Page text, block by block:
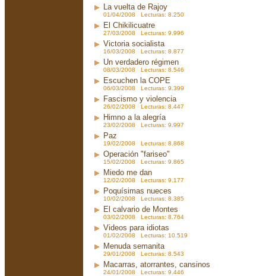
La vuelta de Rajoy
01/04/2008 Lecturas: 8.250
El Chikilicuatre
27/03/2008 Lecturas: 9.996
Victoria socialista
16/03/2008 Lecturas: 8.877
Un verdadero régimen
08/03/2008 Lecturas: 8.546
Escuchen la COPE
06/03/2008 Lecturas: 9.399
Fascismo y violencia
26/02/2008 Lecturas: 8.447
Himno a la alegría
23/02/2008 Lecturas: 9.997
Paz
19/02/2008 Lecturas: 8.868
Operación "fariseo"
15/02/2008 Lecturas: 9.865
Miedo me dan
12/02/2008 Lecturas: 9.177
Poquísimas nueces
10/02/2008 Lecturas: 8.385
El calvario de Montes
03/02/2008 Lecturas: 8.764
Videos para idiotas
01/02/2008 Lecturas: 10.519
Menuda semanita
29/01/2008 Lecturas: 8.543
Macarras, atorrantes, cansinos
24/01/2008 Lecturas: 9.446